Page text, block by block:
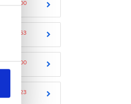
€8700
63
9000
92 23